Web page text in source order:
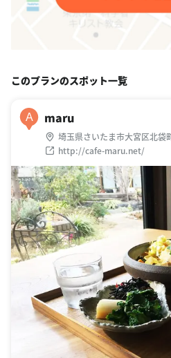
このプランのスポット一覧
A maru
埼玉県さいたま市大宮区北袋
http://cafe-maru.net/